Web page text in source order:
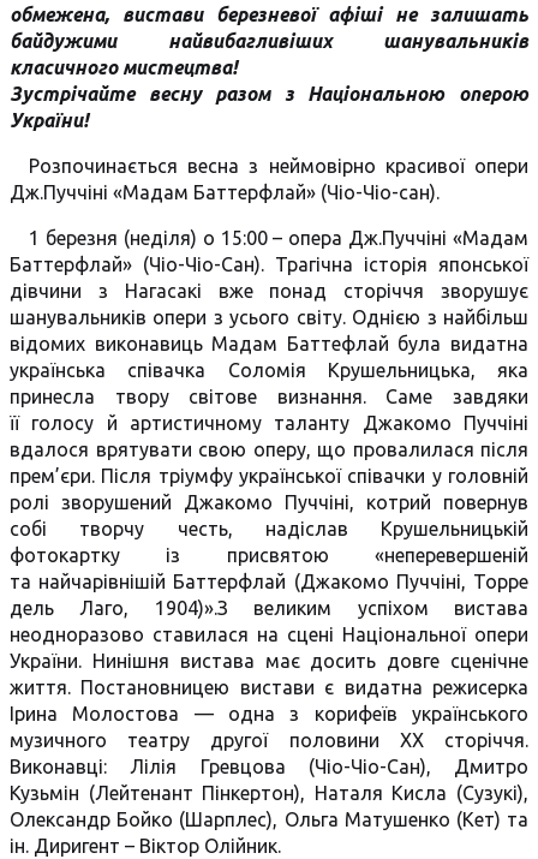
обмежена, вистави березневої афіші не залишать
байдужими найвибагливіших шанувальників
класичного мистецтва!
Зустрічайте весну разом з Національною оперою
України!
Розпочинається весна з неймовірно красивої опери
Дж.Пуччіні «Мадам Баттерфлай» (Чіо-Чіо-сан).
1 березня (неділя) о 15:00 – опера Дж.Пуччіні «Мадам
Баттерфлай» (Чіо-Чіо-Сан). Трагічна історія японської
дівчини з Нагасакі вже понад сторіччя зворушує
шанувальників опери з усього світу. Однією з найбільш
відомих виконавиць Мадам Баттефлай була видатна
українська співачка Соломія Крушельницька, яка
принесла твору світове визнання. Саме завдяки
її голосу й артистичному таланту Джакомо Пуччіні
вдалося врятувати свою оперу, що провалилася після
прем’єри. Після тріумфу української співачки у головній
ролі зворушений Джакомо Пуччіні, котрий повернув
собі творчу честь, надіслав Крушельницькій
фотокартку із присвятою «неперевершеній
та найчарівнішій Баттерфлай (Джакомо Пуччіні, Торре
дель Лаго, 1904)».З великим успіхом вистава
неодноразово ставилася на сцені Національної опери
України. Нинішня вистава має досить довге сценічне
життя. Постановницею вистави є видатна режисерка
Ірина Молостова — одна з корифеїв українського
музичного театру другої половини XX сторіччя.
Виконавці: Лілія Гревцова (Чіо-Чіо-Сан), Дмитро
Кузьмін (Лейтенант Пінкертон), Наталя Кисла (Сузукі),
Олександр Бойко (Шарплес), Ольга Матушенко (Кет) та
ін. Диригент – Віктор Олійник.